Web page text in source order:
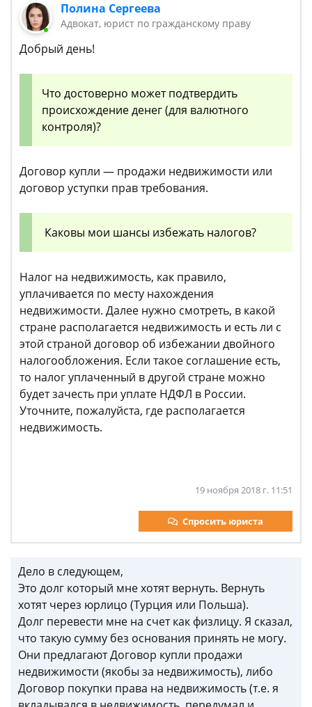
Полина Сергеева
Адвокат, юрист по гражданскому праву
Добрый день!
Что достоверно может подтвердить
происхождение денег (для валютного
контроля)?
Договор купли — продажи недвижимости или
договор уступки прав требования.
Каковы мои шансы избежать налогов?
Налог на недвижимость, как правило,
уплачивается по месту нахождения
недвижимости. Далее нужно смотреть, в какой
стране располагается недвижимость и есть ли с
этой страной договор об избежании двойного
налогообложения. Если такое соглашение есть,
то налог уплаченный в другой стране можно
будет зачесть при уплате НДФЛ в России.
Уточните, пожалуйста, где располагается
недвижимость.
19 ноября 2018 г. 11:51
Спросить юриста
Дело в следующем,
Это долг который мне хотят вернуть. Вернуть
хотят через юрлицо (Турция или Польша).
Долг перевести мне на счет как физлицу. Я сказал,
что такую сумму без основания принять не могу.
Они предлагают Договор купли продажи
недвижимости (якобы за недвижимость), либо
Договор покупки права на недвижимость (т.е. я